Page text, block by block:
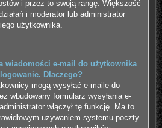
i przez to swoją rangę. Większość
i moderator lub administrator
użytkownika.
wiadomości e-mail do użytkownika
Dlaczego?
mogą wysyłać e-maile do
wbudowany formularz wysyłania e-
włączył tę funkcję. Ma to
używaniem systemu poczty